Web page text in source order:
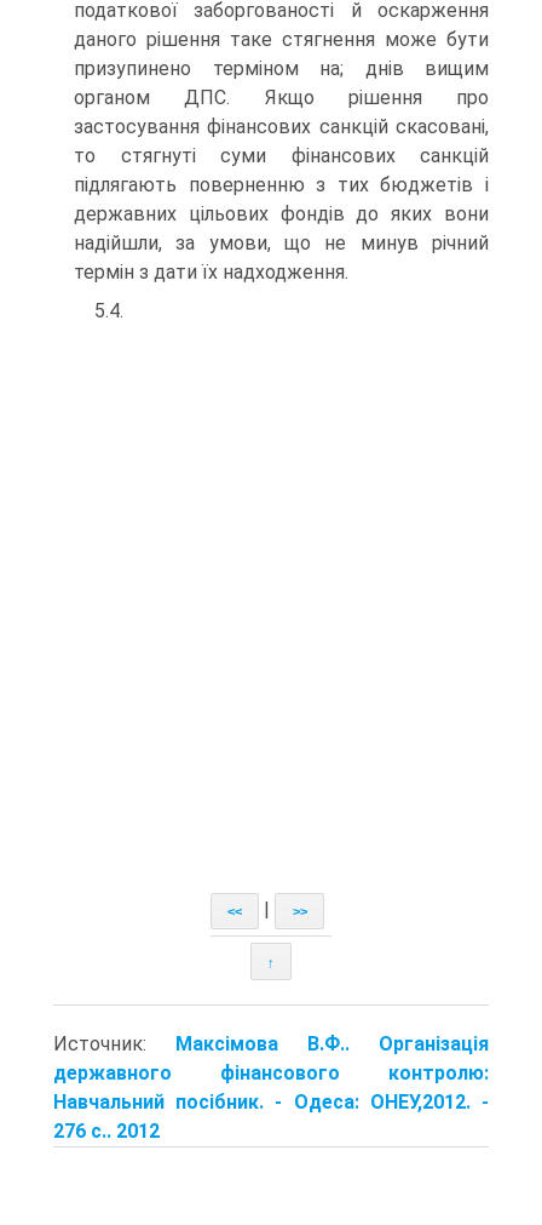
податкової заборгованості й оскарження
даного рішення таке стягнення може бути
призупинено терміном на; днів вищим
органом ДПС. Якщо рішення про
застосування фінансових санкцій скасовані,
то стягнуті суми фінансових санкцій
підлягають поверненню з тих бюджетів і
державних цільових фондів до яких вони
надійшли, за умови, що не минув річний
термін з дати їх надходження.
5.4.
<< >>
↑
Источник: Максімова В.Ф.. Організація
державного фінансового контролю:
Навчальний посібник. - Одеса: ОНЕУ,2012. -
276 с.. 2012